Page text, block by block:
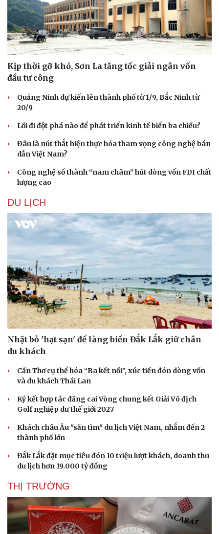
Kịp thời gỡ khó, Sơn La tăng tốc giải ngân vốn
đầu tư công
Quảng Ninh dự kiến lên thành phố từ 1/9, Bắc Ninh từ
20/9
Lối đi đột phá nào để phát triển kinh tế biển ba chiều?
Đâu là nút thắt hiện thực hóa tham vọng công nghệ bán
dẫn Việt Nam?
Công nghệ số thành “nam châm” hút dòng vốn FDI chất
lượng cao
DU LỊCH
Nhặt bỏ 'hạt sạn' để làng biển Đắk Lắk giữ chân
du khách
Cần Thơ cụ thể hóa “Ba kết nối”, xúc tiến đón dòng vốn
và du khách Thái Lan
Ký kết hợp tác đăng cai Vòng chung kết Giải Vô địch
Golf nghiệp dư thế giới 2027
Khách châu Âu "săn tìm" du lịch Việt Nam, nhắm đến 2
thành phố lớn
Đắk Lắk đặt mục tiêu đón 10 triệu lượt khách, doanh thu
du lịch hơn 19.000 tỷ đồng
THỊ TRƯỜNG